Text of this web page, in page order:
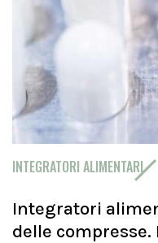
INTEGRATORI ALIMENTARI
Integratori
delle